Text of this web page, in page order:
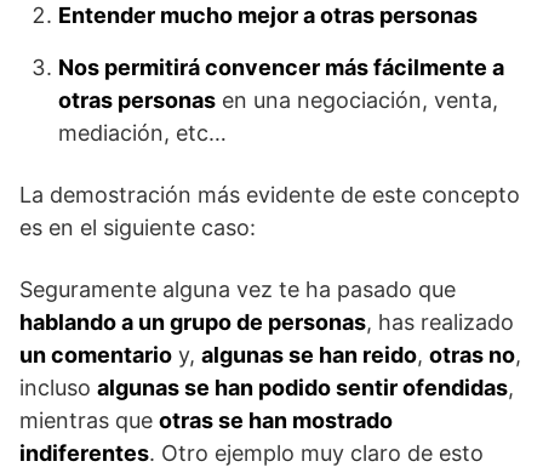
Entender mucho mejor a otras personas
Nos permitirá convencer más fácilmente a
otras personas en una negociación, venta,
mediación, etc…
La demostración más evidente de este concepto
es en el siguiente caso:
Seguramente alguna vez te ha pasado que
hablando a un grupo de personas, has realizado
un comentario y, algunas se han reido, otras no,
incluso algunas se han podido sentir ofendidas,
mientras que otras se han mostrado
indiferentes. Otro ejemplo muy claro de esto